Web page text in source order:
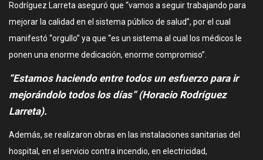
Rodríguez Larreta aseguró que “vamos a seguir trabajando para
mejorar la calidad en el sistema público de salud”, por el cual
manifestó “orgullo” ya que “es un sistema al cual los médicos le
ponen una enorme dedicación, enorme compromiso”.
“Estamos haciendo entre todos un esfuerzo para ir
mejorándolo todos los días”(Horacio Rodríguez
Larreta).
Además, se realizaron obras en las instalaciones sanitarias del
hospital, en el servicio contra incendio, en electricidad,